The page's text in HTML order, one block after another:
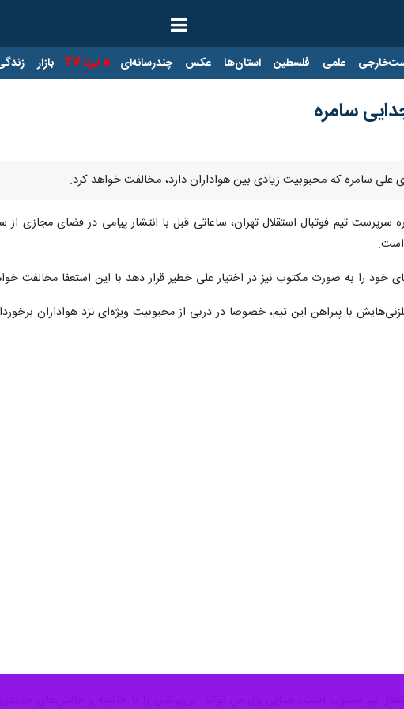
علمی فلسطین استان‌ها عکس چندرسانه‌ای ایرنا TV بازار
سامره